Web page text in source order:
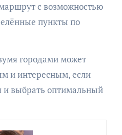
с возможностью
пункты по
городами может
и интересным, если
и выбрать оптимальный